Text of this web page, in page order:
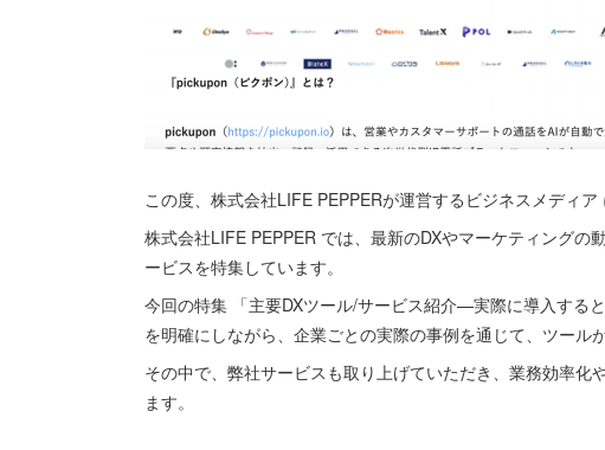
この度、株式会社LIFE PEPPERが運営するビジネスメディア
株式会社LIFE PEPPER では、最新のDXやマーケティング
ービスを特集しています。
今回の特集 「主要DXツール/サービス紹介—実際に導入する
を明確にしながら、企業ごとの実際の事例を通じて、ツール
その中で、弊社サービスも取り上げていただき、業務効率化
ます。